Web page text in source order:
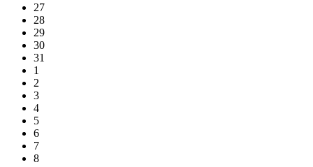
27
28
29
30
31
1
2
3
4
5
6
7
8